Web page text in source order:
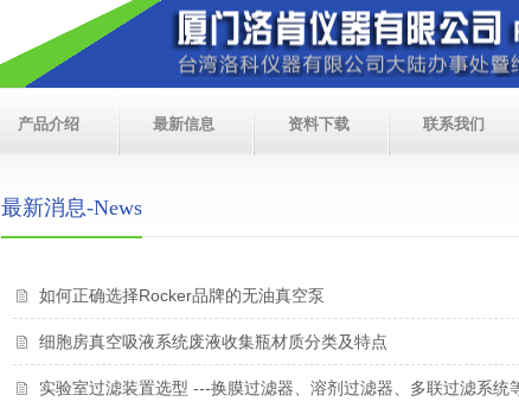
产品介绍 最新信息 资料下载 联系我们
最新消息-News
如何正确选择Rocker品牌的无油真空泵
细胞房真空吸液系统废液收集瓶材质分类及特点
实验室过滤装置选型 ---换膜过滤器、溶剂过滤器、多联过滤系统